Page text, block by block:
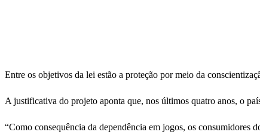
Entre os objetivos da lei estão a proteção por meio da
A justificativa do projeto aponta que, nos últimos quatro anos, o
“Como consequência da dependência em jogos, os consumidores